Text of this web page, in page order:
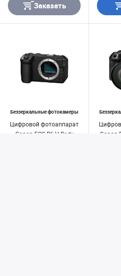
Заказать
Беззеркальные фотокамеры
Цифровой фотоаппарат
Canon EOS R6 V Body
Canon